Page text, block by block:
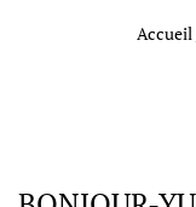
Accueil